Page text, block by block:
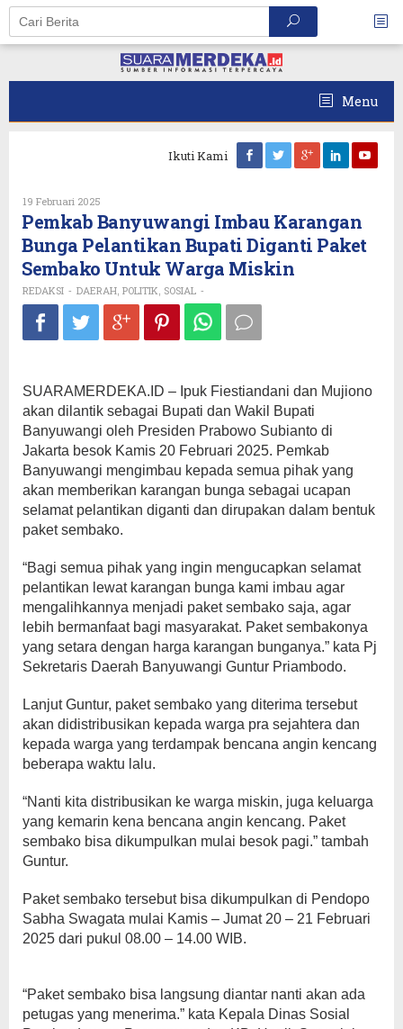
Skip
content
Menu
Ikuti Kami
19 Februari 2025
REDAKSI
Pemkab Banyuwangi Imbau Karangan
Bunga Pelantikan Bupati Diganti Paket
Sembako Untuk Warga Miskin
REDAKSI - DAERAH POLITIK SOSIAL -
SUARAMERDEKA.ID – Ipuk Fiestiandani dan Mujiono
akan dilantik sebagai Bupati dan Wakil Bupati
Banyuwangi oleh Presiden Prabowo Subianto di
Jakarta besok Kamis 20 Februari 2025. Pemkab
Banyuwangi mengimbau kepada semua pihak yang
akan memberikan karangan bunga sebagai ucapan
selamat pelantikan diganti dan dirupakan dalam bentuk
paket sembako.
“Bagi semua pihak yang ingin mengucapkan selamat
pelantikan lewat karangan bunga kami imbau agar
mengalihkannya menjadi paket sembako saja, agar
lebih bermanfaat bagi masyarakat. Paket sembakonya
yang setara dengan harga karangan bunganya.” kata Pj
Sekretaris Daerah Banyuwangi Guntur Priambodo.
Lanjut Guntur, paket sembako yang diterima tersebut
akan didistribusikan kepada warga pra sejahtera dan
kepada warga yang terdampak bencana angin kencang
beberapa waktu lalu.
“Nanti kita distribusikan ke warga miskin, juga keluarga
yang kemarin kena bencana angin kencang. Paket
sembako bisa dikumpulkan mulai besok pagi.” tambah
Guntur.
Paket sembako tersebut bisa dikumpulkan di Pendopo
Sabha Swagata mulai Kamis – Jumat 20 – 21 Februari
2025 dari pukul 08.00 – 14.00 WIB.
“Paket sembako bisa langsung diantar nanti akan ada
petugas yang menerima.” kata Kepala Dinas Sosial